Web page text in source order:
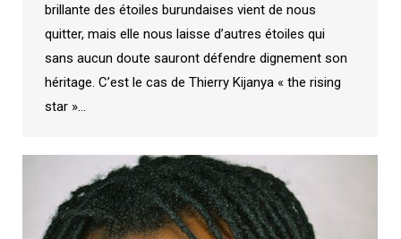
brillante des étoiles burundaises vient de nous
quitter, mais elle nous laisse d’autres étoiles qui
sans aucun doute sauront défendre dignement son
héritage. C’est le cas de Thierry Kijanya « the rising
star »…